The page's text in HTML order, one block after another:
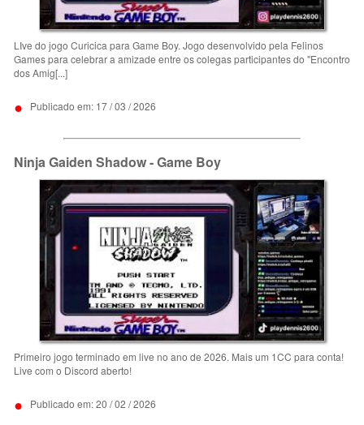
LIve do jogo Curicica para Game Boy. Jogo desenvolvido pela Felinos
Games para celebrar a amizade entre os colegas participantes do "Encontro
dos Amig[...]
• Publicado em: 17 / 03 / 2026
Ninja Gaiden Shadow - Game Boy
Primeiro jogo terminado em live no ano de 2026. Mais um 1CC para conta!
Live com o Discord aberto!
• Publicado em: 20 / 02 / 2026